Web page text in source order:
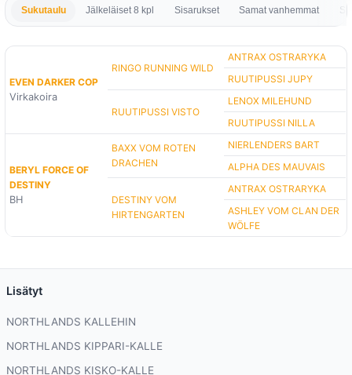
Sukutaulu Jälkeläiset 8 kpl Sisarukset Samat vanhemmat
EVEN DARKER COP
Virkakoira
RINGO RUNNING WILD
ANTRAX OSTRARYKA
RUUTIPUSSI JUPY
RUUTIPUSSI VISTO
LENOX MILEHUND
RUUTIPUSSI NILLA
BERYL FORCE OF
DESTINY
BH
BAXX VOM ROTEN
DRACHEN
NIERLENDERS BART
ALPHA DES MAUVAIS
DESTINY VOM
HIRTENGARTEN
ANTRAX OSTRARYKA
ASHLEY VOM CLAN DER
WÖLFE
Lisätyt
NORTHLANDS KALLEHIN
NORTHLANDS KIPPARI-KALLE
NORTHLANDS KISKO-KALLE